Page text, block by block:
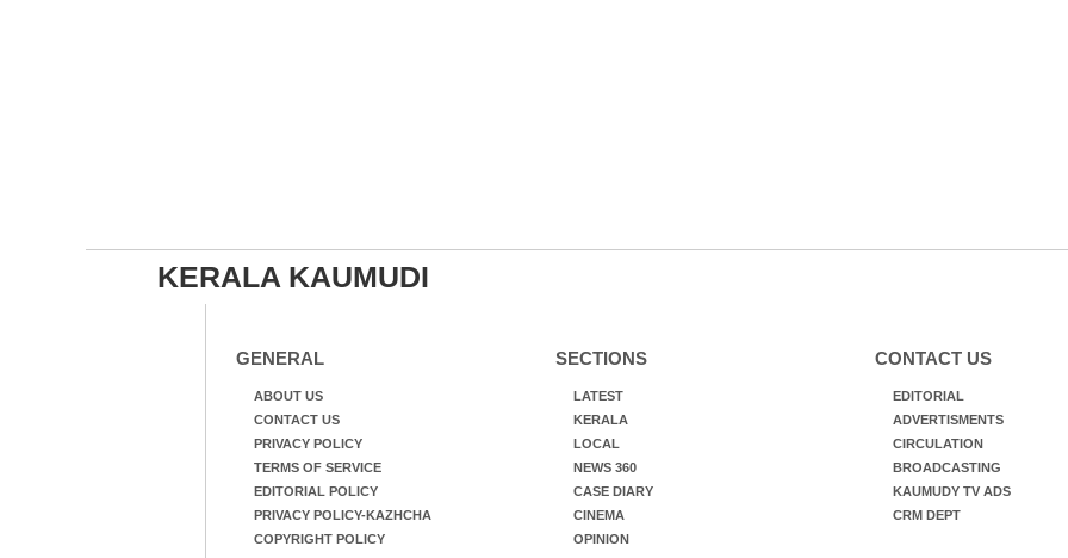
KERALA KAUMUDI
GENERAL
ABOUT US
CONTACT US
PRIVACY POLICY
TERMS OF SERVICE
EDITORIAL POLICY
PRIVACY POLICY-KAZHCHA
COPYRIGHT POLICY
SECTIONS
LATEST
KERALA
LOCAL
NEWS 360
CASE DIARY
CINEMA
OPINION
CONTACT US
EDITORIAL
ADVERTISMENTS
CIRCULATION
BROADCASTING
KAUMUDY TV ADS
CRM DEPT